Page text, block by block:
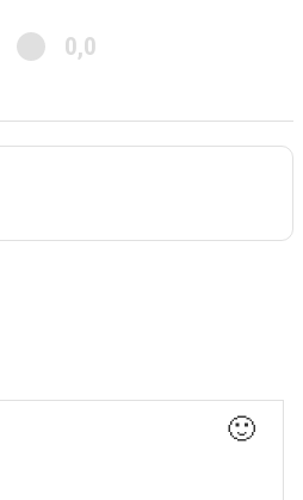
0,0
🙂